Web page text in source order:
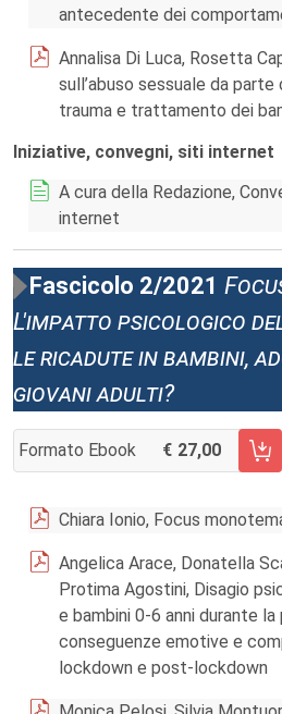
antecedente dei
Annalisa Di Luca, Rosetta
sull’abuso sessuale da parte
trauma e trattamento dei
Iniziative, convegni, siti internet
A cura della Redazione,
internet
Fascicolo 2/2021
L'impatto psicologico
le ricadute in bambini,
giovani adulti?
Formato Ebook 27,00
AGGIUNGI AL CARRELLO
Chiara Ionio, Focus
Angelica Arace, Donatella
Protima Agostini, Disagio
e bambini 0-6 anni durante la
conseguenze emotive e
lockdown e post-lockdown